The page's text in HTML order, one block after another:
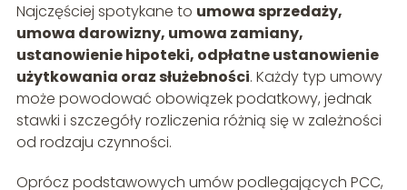
Najczęściej spotykane to umowa sprzedaży,
umowa darowizny, umowa zamiany,
ustanowienie hipoteki, odpłatne ustanowienie
użytkowania oraz służebności. Każdy typ umowy
może powodować obowiązek podatkowy, jednak
stawki i szczegóły rozliczenia różnią się w zależności
od rodzaju czynności.
Oprócz podstawowych umów podlegających PCC,